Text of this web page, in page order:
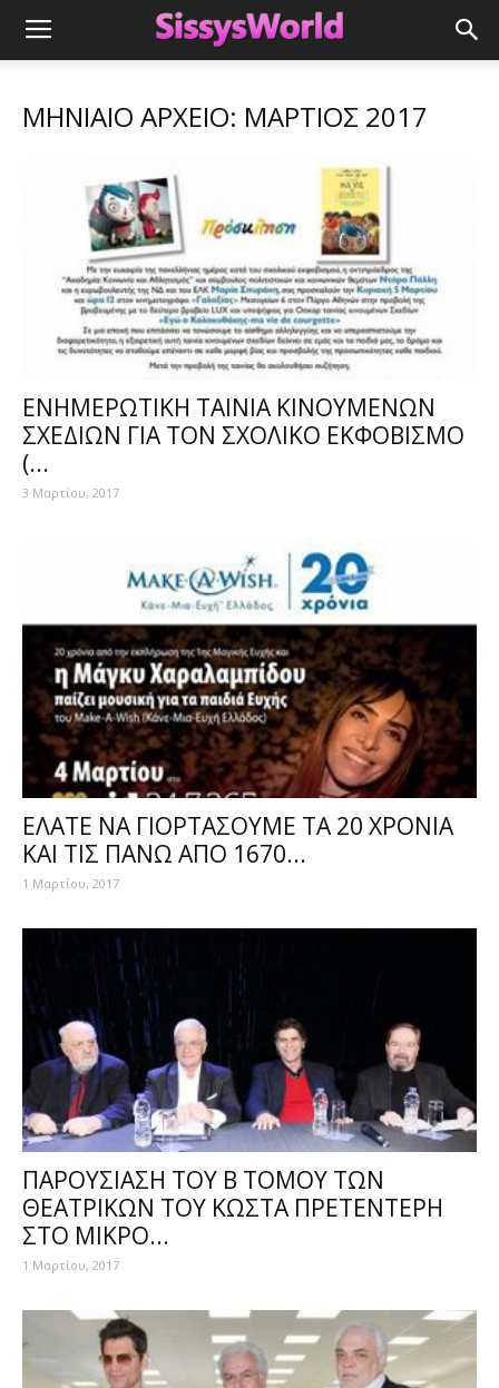
ΜΗΝΙΑΊΟ ΑΡΧΕΊΟ: ΜΆΡΤΙΟΣ 2017
ΕΝΗΜΕΡΩΤΙΚΗ ΤΑΙΝΙΑ ΚΙΝΟΥΜΕΝΩΝ
ΣΧΕΔΙΩΝ ΓΙΑ ΤΟΝ ΣΧΟΛΙΚΟ ΕΚΦΟΒΙΣΜΟ
(...
3 Μαρτίου, 2017
ΕΛΑΤΕ ΝΑ ΓΙΟΡΤΑΣΟΥΜΕ ΤΑ 20 ΧΡΟΝΙΑ
ΚΑΙ ΤΙΣ ΠΑΝΩ ΑΠΟ 1670...
1 Μαρτίου, 2017
ΠΑΡΟΥΣΙΑΣΗ ΤΟΥ Β ΤΟΜΟΥ ΤΩΝ
ΘΕΑΤΡΙΚΩΝ ΤΟΥ ΚΩΣΤΑ ΠΡΕΤΕΝΤΕΡΗ
ΣΤΟ ΜΙΚΡΟ...
1 Μαρτίου, 2017